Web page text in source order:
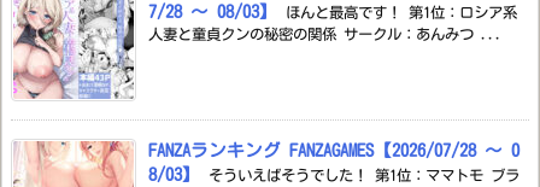
7/28 ～ 08/03】
ほんと最高です！ 第1位：ロシア系
人妻と童貞クンの秘密の関係 サークル：あんみつ ...
FANZAランキング FANZAGAMES【2026/07/28 ～ 0
8/03】
そういえばそうでした！ 第1位：ママトモ ブラ